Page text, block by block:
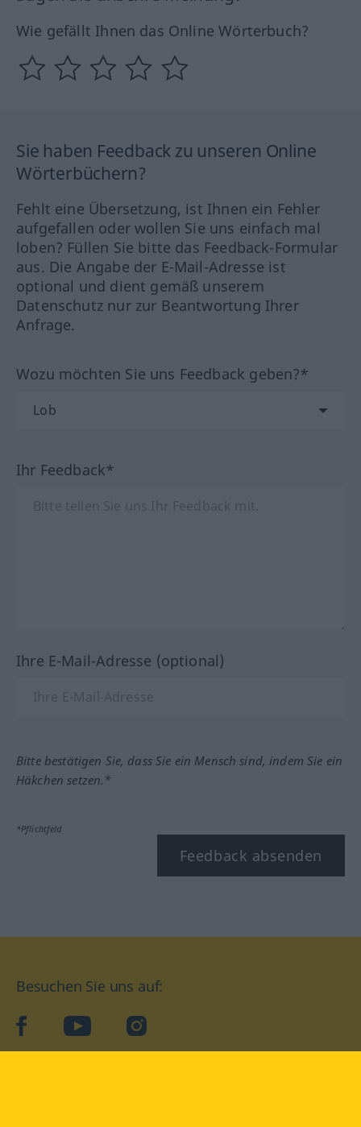
Wie gefällt Ihnen das Online Wörterbuch?
Sie haben Feedback zu unseren Online
Wörterbüchern?
Fehlt eine Übersetzung, ist Ihnen ein Fehler
aufgefallen oder wollen Sie uns einfach mal
loben? Füllen Sie bitte das Feedback-Formular
aus. Die Angabe der E-Mail-Adresse ist
optional und dient gemäß unserem
Datenschutz nur zur Beantwortung Ihrer
Anfrage.
Wozu möchten Sie uns Feedback geben?*
Ihr Feedback*
Ihre E-Mail-Adresse (optional)
Bitte bestätigen Sie, dass Sie ein Mensch sind, indem Sie ein
Häkchen setzen.*
*Pflichtfeld
Feedback absenden
Besuchen Sie uns auf:
facebookYouTube Instagram